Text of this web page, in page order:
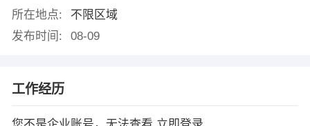
所在地点:
不限区域
发布时间:
08-09
工作经历